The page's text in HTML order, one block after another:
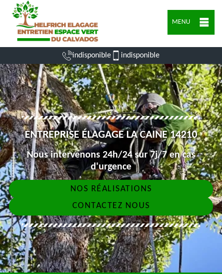
MENU
indisponible indisponible
ENTREPRISE ÉLAGAGE LA CAINE 14210
Nous intervenons 24h/24 sur 7j/7 en cas
d'urgence
NOS RÉALISATIONS
CONTACTEZ NOUS